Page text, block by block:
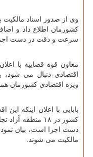
کشورمان اطلاع داد و
سرعت و دقت در دست
معاون قوه قضاییه با
ویژه اقتصادی کشورمان
بابایی با اعلان اینکه این
کشور در ۱۸
دست اجرا است، بیان نمود:
مالکیت می شوند.